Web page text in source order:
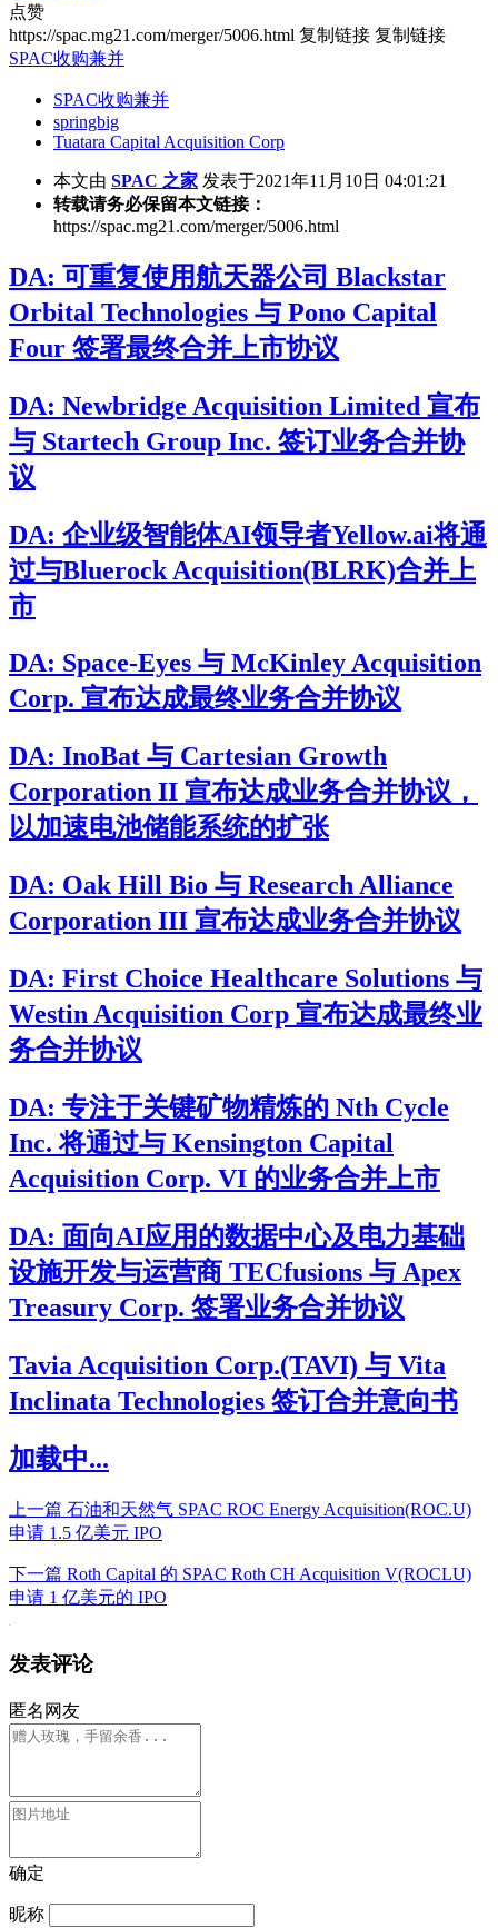
点赞
https://spac.mg21.com/merger/5006.html 复制链接 复制链接
SPAC收购兼并
SPAC收购兼并
springbig
Tuatara Capital Acquisition Corp
本文由 SPAC 之家 发表于2021年11月10日 04:01:21
转载请务必保留本文链接：
https://spac.mg21.com/merger/5006.html
DA: 可重复使用航天器公司 Blackstar
Orbital Technologies 与 Pono Capital
Four 签署最终合并上市协议
DA: Newbridge Acquisition Limited 宣布
与 Startech Group Inc. 签订业务合并协
议
DA: 企业级智能体AI领导者Yellow.ai将通
过与Bluerock Acquisition(BLRK)合并上
市
DA: Space-Eyes 与 McKinley Acquisition
Corp. 宣布达成最终业务合并协议
DA: InoBat 与 Cartesian Growth
Corporation II 宣布达成业务合并协议，
以加速电池储能系统的扩张
DA: Oak Hill Bio 与 Research Alliance
Corporation III 宣布达成业务合并协议
DA: First Choice Healthcare Solutions 与
Westin Acquisition Corp 宣布达成最终业
务合并协议
DA: 专注于关键矿物精炼的 Nth Cycle
Inc. 将通过与 Kensington Capital
Acquisition Corp. VI 的业务合并上市
DA: 面向AI应用的数据中心及电力基础
设施开发与运营商 TECfusions 与 Apex
Treasury Corp. 签署业务合并协议
Tavia Acquisition Corp.(TAVI) 与 Vita
Inclinata Technologies 签订合并意向书
加载中...
上一篇 石油和天然气 SPAC ROC Energy Acquisition(ROC.U)
申请 1.5 亿美元 IPO
下一篇 Roth Capital 的 SPAC Roth CH Acquisition V(ROCLU)
申请 1 亿美元的 IPO
发表评论
匿名网友
确定
昵称